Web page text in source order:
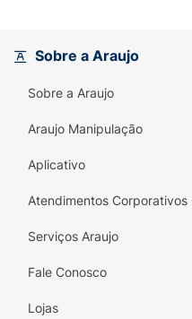
Sobre a Araujo
Sobre a Araujo
Araujo Manipulação
Aplicativo
Atendimentos Corporativos
Serviços Araujo
Fale Conosco
Lojas